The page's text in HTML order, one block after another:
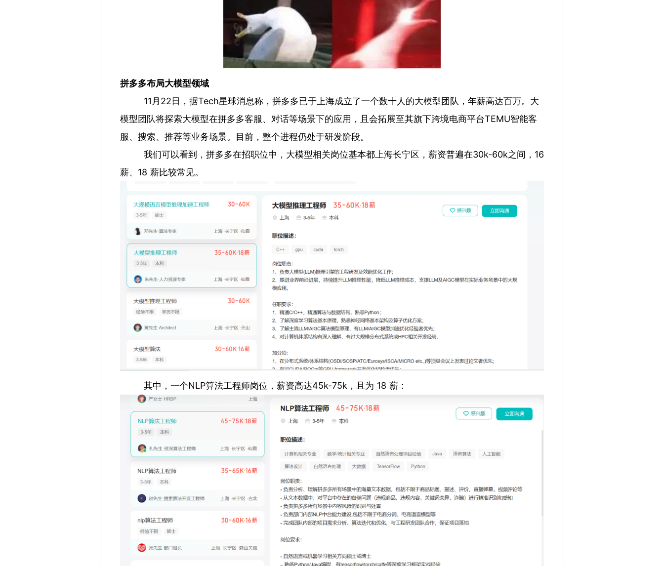
拼多多布局大模型领域
11月22日，据Tech星球消息称，拼多多已于上海成立了一个数十人的大模型团队，年薪高达百万。大
模型团队将探索大模型在拼多多客服、对话等场景下的应用，且会拓展至其旗下跨境电商平台TEMU智能客
服、搜索、推荐等业务场景。目前，整个进程仍处于研发阶段。
我们可以看到，拼多多在招职位中，大模型相关岗位基本都上海长宁区，薪资普遍在30k-60k之间，16
薪、18 薪比较常见。
其中，一个NLP算法工程师岗位，薪资高达45k-75k，且为 18 薪：